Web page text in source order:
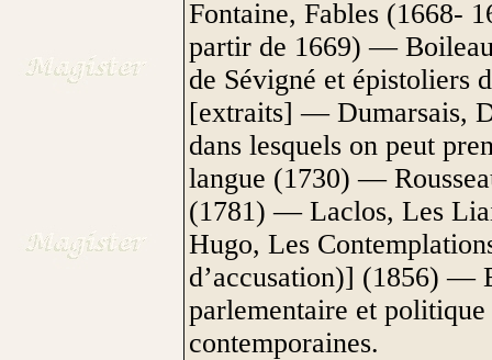
Fontaine, Fables (1668-
partir de 1669) —
de Sévigné et
[extraits] — Dumarsais,
dans lesquels on peut
langue (1730) —
(1781) — Laclos, Les
Hugo, Les
d’accusation)] (1856) —
parlementaire et politique
contemporaines.